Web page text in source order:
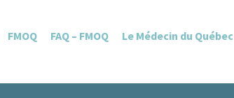
FMOQ FAQ – FMOQ Le Médecin du Québec